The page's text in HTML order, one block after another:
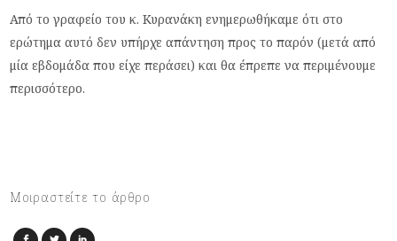
Από το γραφείο του κ. Κυρανάκη ενημερωθήκαμε ότι στο
ερώτημα αυτό δεν υπήρχε απάντηση προς το παρόν (μετά από
μία εβδομάδα που είχε περάσει) και θα έπρεπε να περιμένουμε
περισσότερο.
Μοιραστείτε το άρθρο